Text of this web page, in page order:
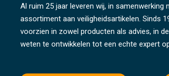
Al ruim 25 jaar leveren wij, in samenwerking
assortiment aan veiligheidsartikelen. Sinds
voorzien in zowel producten als advies, in
weten te ontwikkelen tot een echte expert